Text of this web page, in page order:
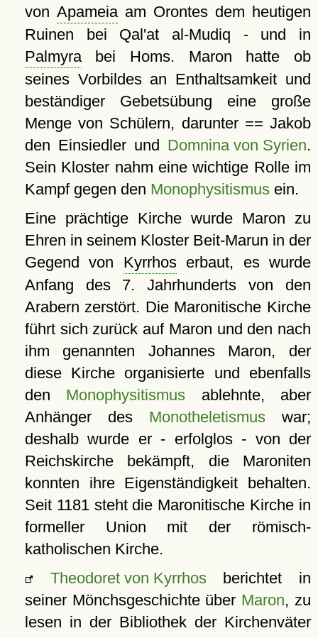
von Apameiaam Orontes dem heutigen
Ruinen bei Qal'at al-Mudiq - und in
Palmyrabei Homs. Maron hatte ob
seines Vorbildes an Enthaltsamkeit und
beständiger Gebetsübung eine große
Menge von Schülern, darunter == Jakob
den Einsiedler und Domnina von Syrien.
Sein Kloster nahm eine wichtige Rolle im
Kampf gegen den Monophysitismusein.
Eine prächtige Kirche wurde Maron zu
Ehren in seinem Kloster Beit-Marun in der
Gegend von Kyrrhoserbaut, es wurde
Anfang des 7. Jahrhunderts von den
Arabern zerstört. Die Maronitische Kirche
führt sich zurück auf Maron und den nach
ihm genannten Johannes Maron, der
diese Kirche organisierte und ebenfalls
den Monophysitismus ablehnte, aber
Anhänger des Monotheletismuswar;
deshalb wurde er - erfolglos - von der
Reichskirche bekämpft, die Maroniten
konnten ihre Eigenständigkeit behalten.
Seit 1181 steht die Maronitische Kirche in
formeller Union mit der römisch-
katholischen Kirche.
Theodoret von Kyrrhosberichtet in
seiner Mönchsgeschichte über Maron, zu
lesen in der Bibliothek der Kirchenväter